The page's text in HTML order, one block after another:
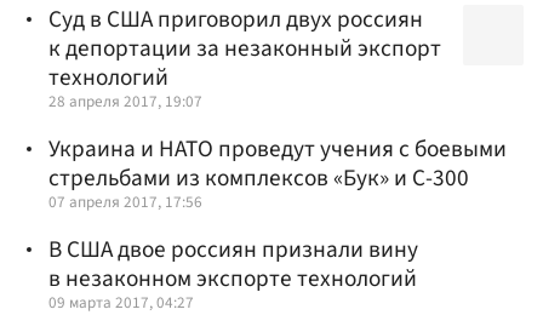
Суд в США приговорил двух россиян
к депортации за незаконный экспорт
технологий
28 апреля 2017, 19:07
Украина и НАТО проведут учения с боевыми
стрельбами из комплексов «Бук» и С-300
07 апреля 2017, 17:56
В США двое россиян признали вину
в незаконном экспорте технологий
09 марта 2017, 04:27